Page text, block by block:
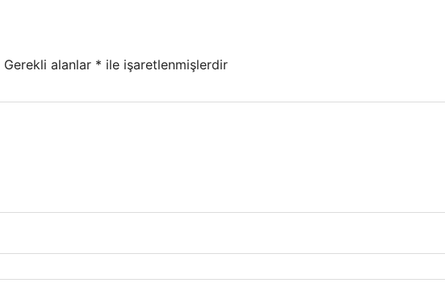
Gerekli alanlar * ile işaretlenmişlerdir